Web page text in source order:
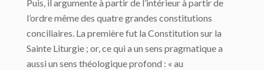
Puis, il argumente à partir de l’intérieur à partir de
l’ordre même des quatre grandes constitutions
conciliaires. La première fut la Constitution sur la
Sainte Liturgie ; or, ce qui a un sens pragmatique a
aussi un sens théologique profond : « au